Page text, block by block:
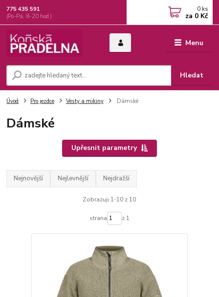
Menu
Hledat
775 435 591
(Po-Pá, 8-20 hod.)
0 ks
za 0 Kč
Úvod Pro jezdce Vesty a mikiny Dámské
Dámské
Upřesnit parametry
Nejnovější Nejlevnější Nejdražší
Zobrazuji 1-10 z 10
strana z 1